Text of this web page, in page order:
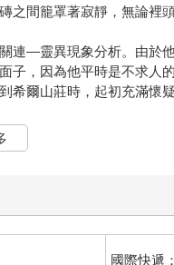
間籠罩著寂靜，無論裡
連—靈異現象分析。由於
，因為他平時是不求人
爾山莊時，起初充滿懷
發生什麼事。起初他是
襄盛舉，打打槌球，見
智的、搏取目光的或愛出
雖然山莊年代久遠，但
國際快遞